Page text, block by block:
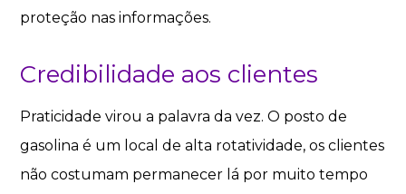
proteção nas informações.
Credibilidade aos clientes
Praticidade virou a palavra da vez. O posto de
gasolina é um local de alta rotatividade, os clientes
não costumam permanecer lá por muito tempo